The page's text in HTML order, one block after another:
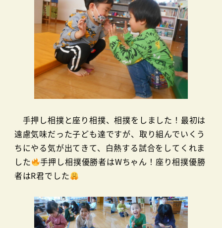
手押し相撲と座り相撲、相撲をしました！最初は
遠慮気味だった子ども達ですが、取り組んでいくう
ちにやる気が出てきて、白熱する試合をしてくれま
した
手押し相撲優勝者はWちゃん！座り相撲優勝
者はR君でした